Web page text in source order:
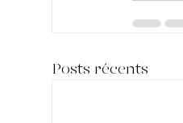
Posts récents